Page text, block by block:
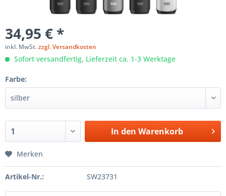
34,95 € *
inkl. MwSt.zzgl. Versandkosten
Sofort versandfertig, Lieferzeit ca. 1-3 Werktage
Farbe:
In den Warenkorb
Merken
Artikel-Nr.: SW23731